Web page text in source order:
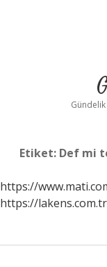
Gündelik
Etiket: Def mi
https://
https://lakens.com.tr